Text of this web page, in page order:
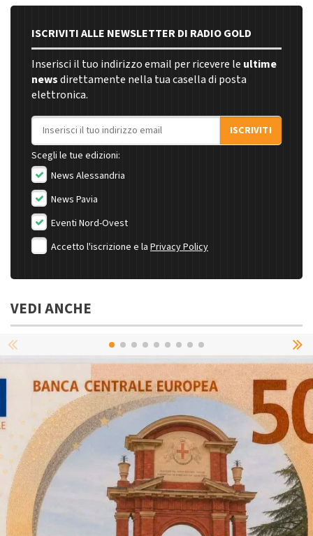
ISCRIVITI ALLE NEWSLETTER DI RADIO GOLD
Inserisci il tuo indirizzo email per ricevere le ultime
newsdirettamente nella tua casella di posta
elettronica.
Indirizzo email
ISCRIVITI
Scegli le tue edizioni:
News Alessandria
News Pavia
Eventi Nord-Ovest
Accetto l'iscrizione e la Privacy Policy
VEDI ANCHE